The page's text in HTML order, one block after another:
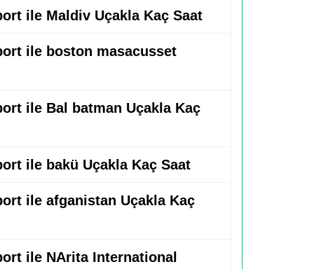
ile Maldiv Uçakla Kaç Saat
ile boston masacusset
ile Bal batman Uçakla Kaç
ile bakü Uçakla Kaç Saat
ile afganistan Uçakla Kaç
ile NArita International